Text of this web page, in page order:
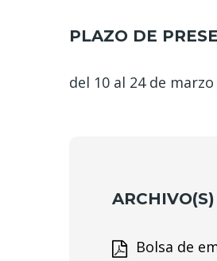
PLAZO DE
del 10 al 24 de marzo
ARCHIVO(S)
Bolsa de